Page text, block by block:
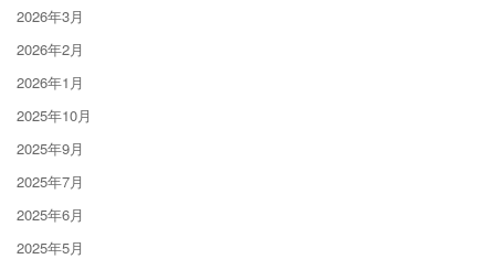
2026年3月
2026年2月
2026年1月
2025年10月
2025年9月
2025年7月
2025年6月
2025年5月